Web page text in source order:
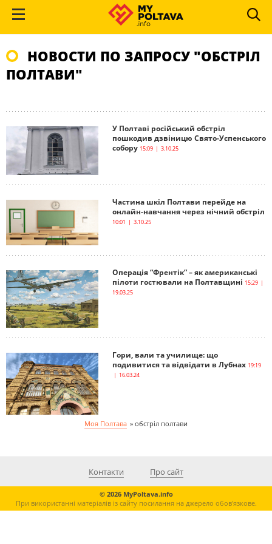
НОВОСТИ ПО ЗАПРОСУ "ОБСТРІЛ
ПОЛТАВИ"
У Полтаві російський обстріл
пошкодив дзвіницю Свято-Успенського
собору 15:09 | 3.10.25
Частина шкіл Полтави перейде на
онлайн-навчання через нічний обстріл
10:01 | 3.10.25
Операція “Френтік” – як американські
пілоти гостювали на Полтавщині 15:29 |
19.03.25
Гори, вали та училище: що
подивитися та відвідати в Лубнах 19:19
| 16.03.24
Моя Полтава » обстріл полтави
Контакти Про сайт
© 2026 MyPoltava.info
При використанні матеріалів із сайту посилання на джерело обов'язкове.